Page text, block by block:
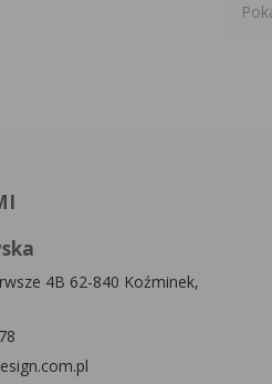
4B 62-840 Koźminek,